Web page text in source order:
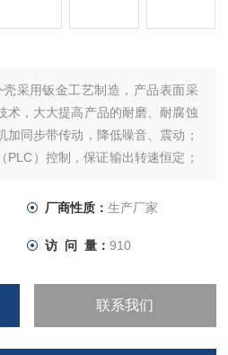
采用钣金工艺制造，产品表面采
术，大大提高产品的耐磨、耐腐蚀
同步带传动，降低噪音、震动；
PLC）控制，保证输出转速恒定；
厂商性质： 生产厂家
访 问 量： 910
联系我们